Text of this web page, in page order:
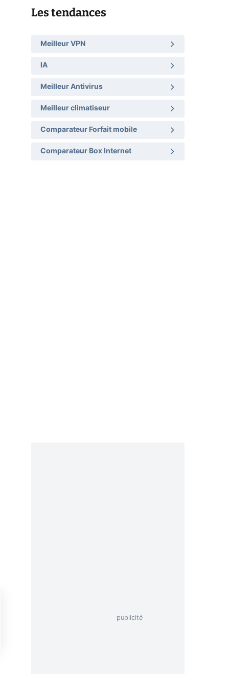
Les tendances
Meilleur VPN
IA
Meilleur Antivirus
Meilleur climatiseur
Comparateur Forfait mobile
Comparateur Box Internet